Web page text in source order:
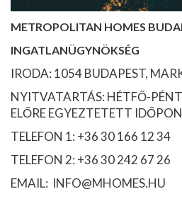
METROPOLITAN HOMES
INGATLANÜGYNÖKSÉG
IRODA: 1054 BUDAPEST,
NYITVATARTÁS: HÉTFŐ-
ELŐRE EGYEZTETETT
TELEFON 1: +36 30 166 12 34
TELEFON 2: +36 30 242 67 26
EMAIL: INFO@MHOMES.HU